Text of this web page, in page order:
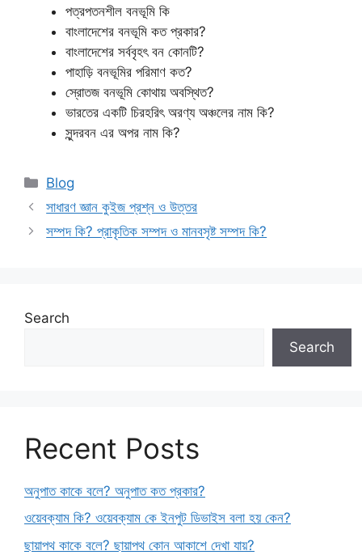
পত্রপতনশীল বনভূমি কি
বাংলাদেশের বনভূমি কত প্রকার?
বাংলাদেশের সর্ববৃহৎ বন কোনটি?
পাহাড়ি বনভূমির পরিমাণ কত?
স্রোতজ বনভূমি কোথায় অবস্থিত?
ভারতের একটি চিরহরিৎ অরণ্য অঞ্চলের নাম কি?
সুন্দরবন এর অপর নাম কি?
Categories
Blog
সাধারণ জ্ঞান কুইজ প্রশ্ন ও উত্তর
সম্পদ কি? প্রাকৃতিক সম্পদ ও মানবসৃষ্ট সম্পদ কি?
Search
Search
Recent Posts
অনুপাত কাকে বলে? অনুপাত কত প্রকার?
ওয়েবক্যাম কি? ওয়েবক্যাম কে ইনপুট ডিভাইস বলা হয় কেন?
ছায়াপথ কাকে বলে? ছায়াপথ কোন আকাশে দেখা যায়?